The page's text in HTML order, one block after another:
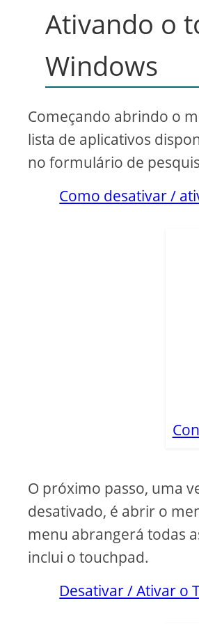
Ativando o
Windows
Começando abrindo o
lista de aplicativos
no formulário de
Como desativar /
O próximo passo, uma
desativado, é abrir o
menu abrangerá todas
inclui o touchpad.
Desativar / Ativar o